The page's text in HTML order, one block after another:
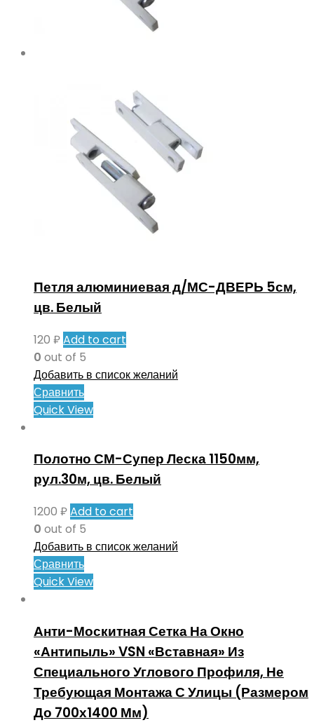
Петля алюминиевая д/МС-ДВЕРЬ 5см,
цв. Белый
120 ₽Add to cart
0 out of 5
Добавить в список желаний
Сравнить
Quick View
Полотно СМ-Супер Леска 1150мм,
рул.30м, цв. Белый
1200 ₽Add to cart
0 out of 5
Добавить в список желаний
Сравнить
Quick View
Анти-Москитная Сетка На Окно
«Антипыль» VSN «Вставная» Из
Специального Углового Профиля, Не
Требующая Монтажа С Улицы (Размером
До 700х1400 Мм)